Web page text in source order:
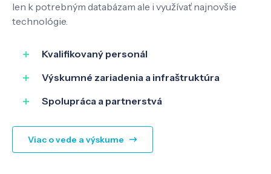
len k potrebným databázam ale i využívať najnovšie
technológie.
Kvalifikovaný personál
Výskumné zariadenia a infraštruktúra
Spolupráca a partnerstvá
Viac o vede a výskume